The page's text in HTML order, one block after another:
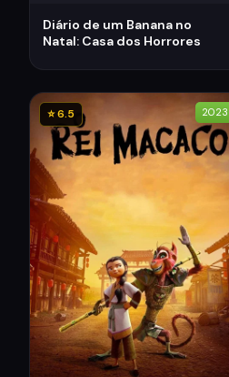
Diário de um Banana no
Natal: Casa dos Horrores
⭐ 6.5 2023